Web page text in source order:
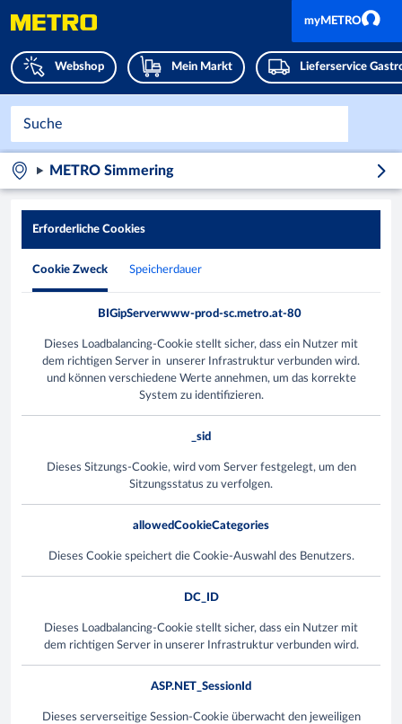
Webshop Mein Markt Lieferservice
myMETRO
METRO Simmering
Erforderliche Cookies
Cookie Zweck Speicherdauer
BIGipServerwww-prod-sc.metro.at-80
Dieses Loadbalancing-Cookie stellt sicher, dass ein Nutzer mit
dem richtigen Server in unserer Infrastruktur verbunden wird.
und können verschiedene Werte annehmen, um das korrekte
System zu identifizieren.
_sid
Dieses Sitzungs-Cookie, wird vom Server festgelegt, um den
Sitzungsstatus zu verfolgen.
allowedCookieCategories
Dieses Cookie speichert die Cookie-Auswahl des Benutzers.
DC_ID
Dieses Loadbalancing-Cookie stellt sicher, dass ein Nutzer mit
dem richtigen Server in unserer Infrastruktur verbunden wird.
ASP.NET_SessionId
Dieses serverseitige Session-Cookie überwacht den jeweiligen